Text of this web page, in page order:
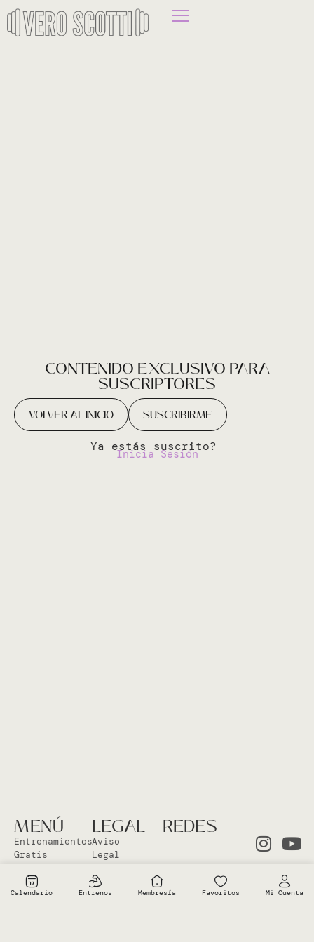
CONTENIDO EXCLUSIVO PARA
SUSCRIPTORES
VOLVER AL INICIO SUSCRIBIRME
Ya estás suscrito?
Inicia Sesión
MENÚ
Entrenamientos
Gratis
Clases en
el Studio
LEGAL
Aviso
Legal
Política
Cookies
REDES
Calendario Entrenos Membresía Favoritos Mi Cuenta